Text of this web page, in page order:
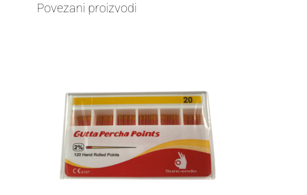
Povezani proizvodi